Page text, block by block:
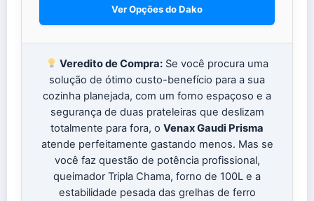
Ver Opções do Dako
Veredito de Compra:Se você procura uma
solução de ótimo custo-benefício para a sua
cozinha planejada, com um forno espaçoso e a
segurança de duas prateleiras que deslizam
totalmente para fora, o Venax Gaudi Prisma
atende perfeitamente gastando menos. Mas se
você faz questão de potência profissional,
queimador Tripla Chama, forno de 100L e a
estabilidade pesada das grelhas de ferro